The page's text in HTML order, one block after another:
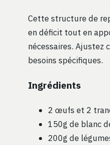
Cette structure de
en déficit tout en
nécessaires. Ajustez
besoins spécifiques.
Ingrédients
2 œufs et 2
150g de blanc
200g de